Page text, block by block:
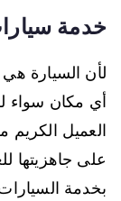
خدمة
لأن السيارة
أي مكان سواء
العميل الكريم
على جاهزيتها
بخدمة